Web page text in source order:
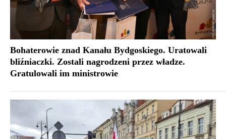
Bohaterowie znad Kanału Bydgoskiego. Uratowali
bliźniaczki. Zostali nagrodzeni przez władze.
Gratulowali im ministrowie